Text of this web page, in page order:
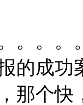
。。
的成功
那个